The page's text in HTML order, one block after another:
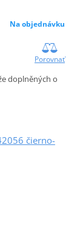
Na objednávku
Porovnať
doplněných o
čierno-